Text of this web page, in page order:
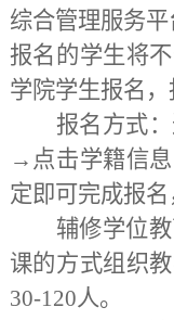
综合管理服务
报名的学生将
学院学生报名，
报名方式
→点击学籍信
定即可完成报名
辅修学位
课的方式组织
30-120人。